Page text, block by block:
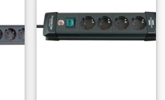
želja
na
listu
želja